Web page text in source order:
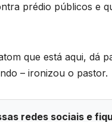
prédio públicos e
que está aqui, dá
– ironizou o pastor.
redes sociais e